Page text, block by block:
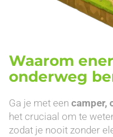
Waarom
onderweg
Ga je met een camper,
het cruciaal om te
zodat je nooit zonder